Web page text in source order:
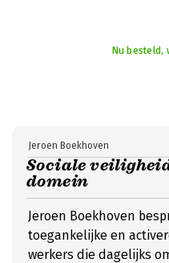
Nu besteld,
Sociale
domein
Jeroen Boekhoven
Jeroen Boekhoven
toegankelijke en
werkers die dagelijks